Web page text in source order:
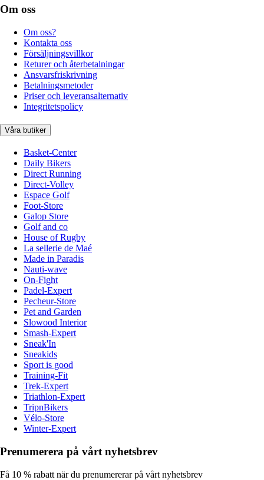
Om oss
Om oss?
Kontakta oss
Försäljningsvillkor
Returer och återbetalningar
Ansvarsfriskrivning
Betalningsmetoder
Priser och leveransalternativ
Integritetspolicy
Våra butiker
Basket-Center
Daily Bikers
Direct Running
Direct-Volley
Espace Golf
Foot-Store
Galop Store
Golf and co
House of Rugby
La sellerie de Maé
Made in Paradis
Nauti-wave
On-Fight
Padel-Expert
Pecheur-Store
Pet and Garden
Slowood Interior
Smash-Expert
Sneak'In
Sneakids
Sport is good
Training-Fit
Trek-Expert
Triathlon-Expert
TripnBikers
Vélo-Store
Winter-Expert
Prenumerera på vårt nyhetsbrev
Få 10 % rabatt när du prenumererar på vårt nyhetsbrev